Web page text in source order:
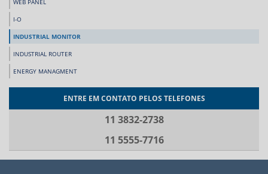
I-O
INDUSTRIAL MONITOR
INDUSTRIAL ROUTER
ENERGY MANAGMENT
ENTRE EM CONTATO PELOS TELEFONES
11 3832-2738
11 5555-7716